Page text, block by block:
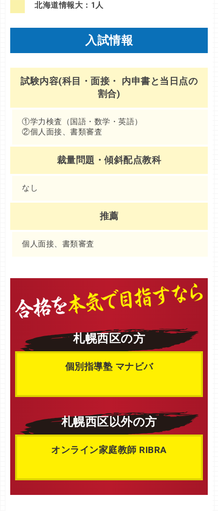
北海道情報大：1人
入試情報
試験内容(科目・面接・ 内申書と当日点の
割合)
①学力検査（国語・数学・英語）
②個人面接、書類審査
裁量問題・傾斜配点教科
なし
推薦
個人面接、書類審査
札幌西区の方
個別指導塾 マナビバ
札幌西区以外の方
オンライン家庭教師 RIBRA